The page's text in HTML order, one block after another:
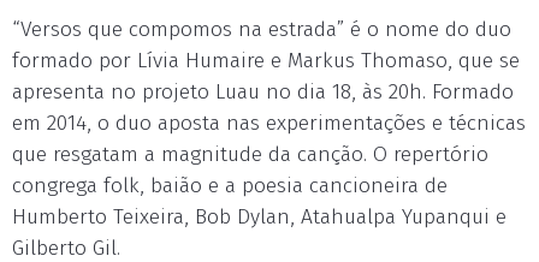
“Versos que compomos na estrada” é o nome do duo
formado por Lívia Humaire e Markus Thomaso, que se
apresenta no projeto Luau no dia 18, às 20h. Formado
em 2014, o duo aposta nas experimentações e técnicas
que resgatam a magnitude da canção. O repertório
congrega folk, baião e a poesia cancioneira de
Humberto Teixeira, Bob Dylan, Atahualpa Yupanqui e
Gilberto Gil.